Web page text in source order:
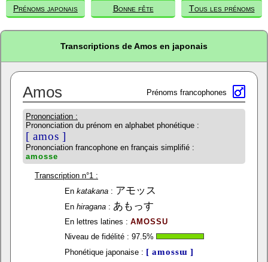
Prénoms japonais Bonne fête Tous les prénoms
Transcriptions de Amos en japonais
Amos Prénoms francophones
Prononciation :
Prononciation du prénom en alphabet phonétique :
[ amos ]
Prononciation francophone en français simplifié :
amosse
Transcription n°1 :
En katakana: アモッス
En hiragana: あもっす
En lettres latines : AMOSSU
Niveau de fidélité : 97.5%
Phonétique japonaise : [ amossɯ ]